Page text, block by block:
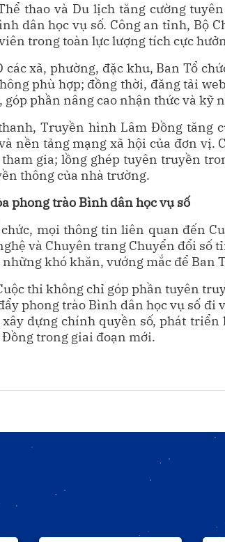
thao và Du lịch tăng cường
dân học vụ số. Công an tỉnh, Bộ
trong toàn lực lượng tích cực
các xã, phường, đặc khu, Ban Tổ
phù hợp; đồng thời, đăng tải
góp phần nâng cao nhận thức và kỹ
Truyền hình Lâm Đồng tăng
nền tảng mạng xã hội của đơn vị.
gia; lồng ghép tuyên truyền
thông của nhà trường.
phong trào Bình dân học vụ số
mọi thông tin liên quan đến
và Chuyên trang Chuyển đổi
khó khăn, vướng mắc để Ban
thi không chỉ góp phần tuyên
phong trào Bình dân học vụ số đi
xây dựng chính quyền số, phát
trong giai đoạn mới.